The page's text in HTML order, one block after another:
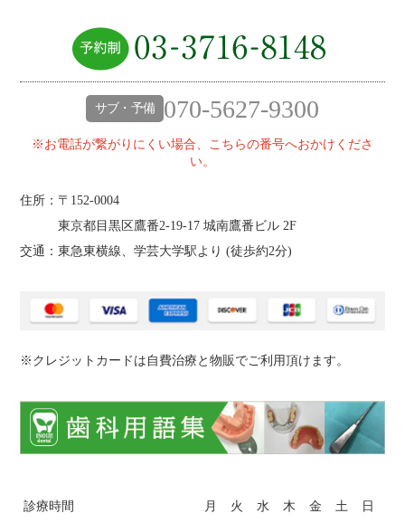
サブ・予備 070-5627-9300
※お電話が繋がりにくい場合、こちらの番号へおかけくださ
い。
住所：〒152-0004
東京都目黒区鷹番2‐19‐17 城南鷹番ビル 2F
交通：東急東横線、学芸大学駅より (徒歩約2分)
※クレジットカードは自費治療と物販でご利用頂けます。
診療時間 月 火 水 木 金 土 日